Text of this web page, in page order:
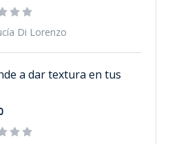
Di Lorenzo
a dar textura en tus